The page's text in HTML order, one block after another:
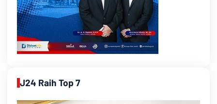
J24 Raih Top 7